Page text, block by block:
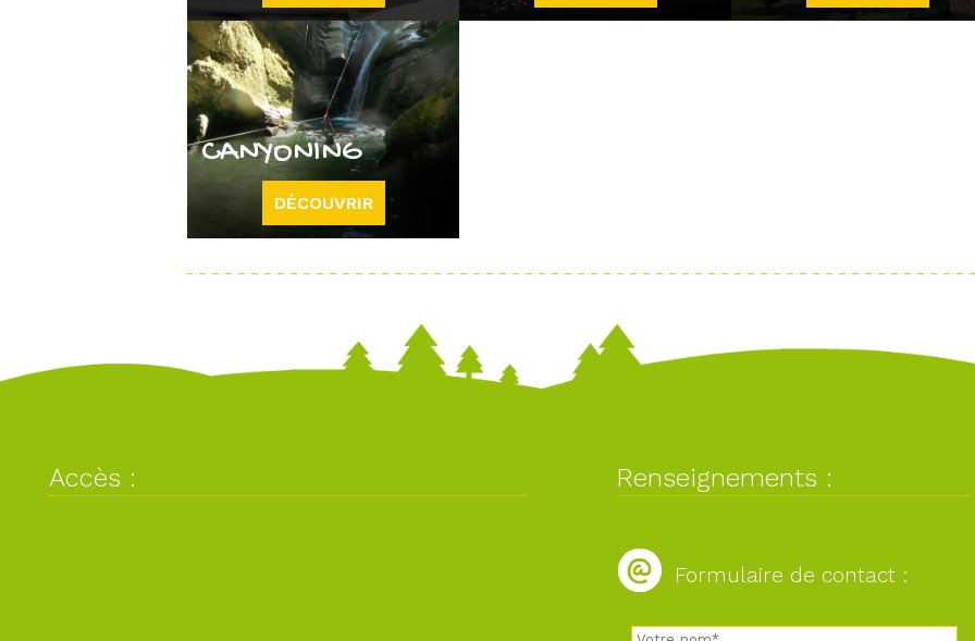
CANYONING
DÉCOUVRIR
Accès : Renseignements :
Formulaire de contact :